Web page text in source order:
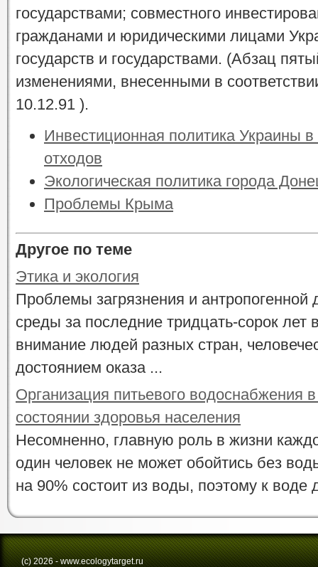
государствами; совместного
гражданами и юридическими лицами
государств и государствами. (Абзац
изменениями, внесенными в
10.12.91 ).
Инвестиционная политика Украины
отходов
Экологическая политика города
Проблемы Крыма
Другое по теме
Этика и экология
Проблемы загрязнения и
среды за последние тридцать-сорок лет
внимание людей разных стран,
достоянием оказа ...
Организация питьевого водоснабжения
состоянии здоровья населения
Несомненно, главную роль в жизни
один человек не может обойтись без
на 90% состоит из воды, поэтому к
(с) 2026 - www.ecologytarget.ru